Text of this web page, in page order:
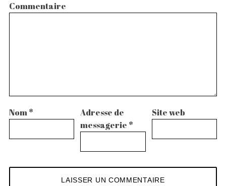
Commentaire
Nom*
Adresse de
messagerie *
Site web